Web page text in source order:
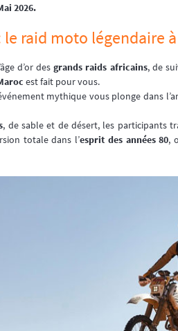
2026.
raid moto légendaire
d’or desgrands raids africains, de
est fait pour vous.
mythique vous plonge dans
, de sable et de désert, les participants
totale dans l’esprit des années 80,